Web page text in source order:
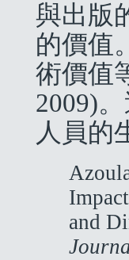
與出版
的價值
術價值
2009)
人員的
and